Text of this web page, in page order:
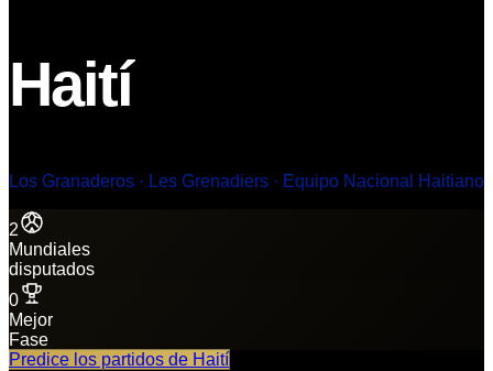
Haití
Los Granaderos · Les Grenadiers · Equipo Nacional Haitiano
2
Mundiales
disputados
0
Mejor
Fase
Predice los partidos de Haití